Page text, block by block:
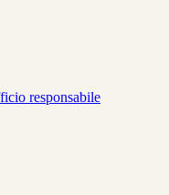
responsabile